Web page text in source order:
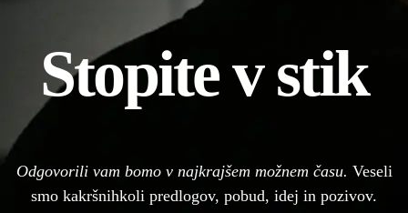
Stopite v stik
Odgovorili vam bomo v najkrajšem možnem času. Veseli
smo kakršnihkoli predlogov, pobud, idej in pozivov.